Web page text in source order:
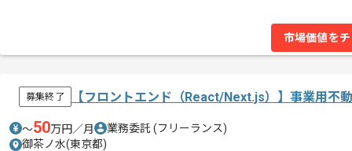
市場価値を
募集終了 【フロントエンド（React/Next.js）】事業用不
〜50万円／月 業務委託 (フリーランス)
御茶ノ水(東京都)